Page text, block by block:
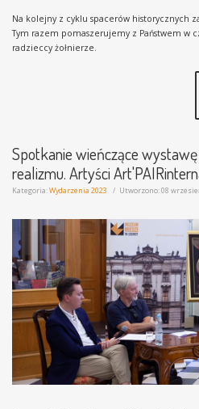
Na kolejny z cyklu spacerów historycznych
Tym razem pomaszerujemy z Państwem w
radzieccy żołnierze.
Spotkanie wieńczące
realizmu. Artyści
Kategoria:Wydarzenia 2023 Utworzono: 08